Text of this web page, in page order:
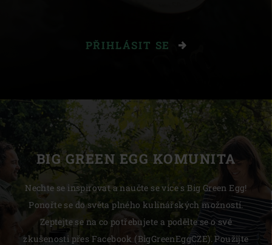
PŘIHLÁSIT SE
BIG GREEN EGG KOMUNITA
Nechte se inspirovat a naučte se více s Big Green Egg!
Ponořte se do světa plného kulinářských možností.
Zeptejte se na co potřebujete a podělte se o své
zkušenosti přes Facebook (BigGreenEggCZE). Použijte